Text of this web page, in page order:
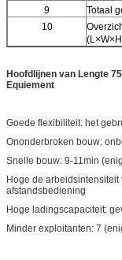
9
Totaal
10
Hoofdlijnen van Lengte
Equiement
Goede flexibiliteit: het
Ononderbroken bouw:
Snelle bouw: 9-11min
Hoge de
afstandsbediening
Hoge ladingscapaciteit:
Minder exploitanten: 7